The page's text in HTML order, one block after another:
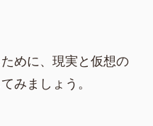
めに、現実と仮想の
みましょう。